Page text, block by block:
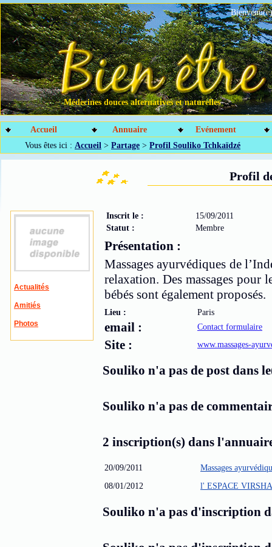
Médecines douces alternatives et naturelles
Accueil Annuaire
Evénement
Vous êtes ici : Accueil > Partage > Profil Souliko Tchkaïdzé
Profil
Actualités
Amitiés
Photos
Inscrit le :
15/09/2011
Statut :
Membre
Présentation :
Massages ayurvédiques de
relaxation. Des massages pour
bébés sont également proposés.
Lieu : Paris
email : Contact formulaire
Site : www.massages-
Souliko n'a pas de post dans
Souliko n'a pas de
2 inscription(s) dans
20/09/2011
Massages
08/01/2012
l' ESPACE
Souliko n'a pas d'inscription